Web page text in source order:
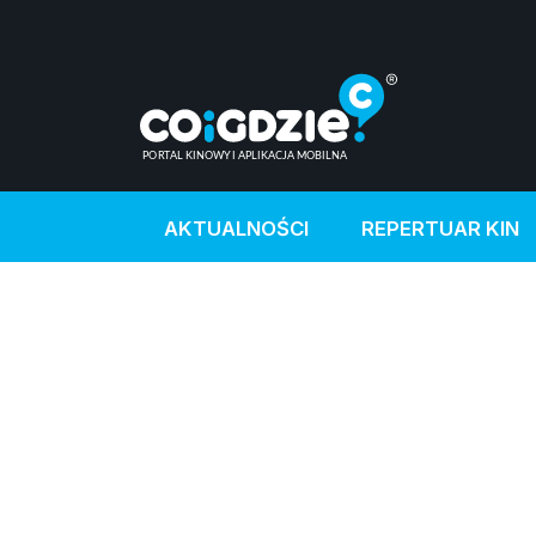
AKTUALNOŚCI REPERTUAR KIN